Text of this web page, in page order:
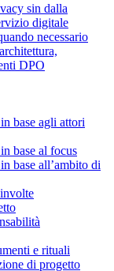
sin dalla
digitale
necessario
DPO
base agli attori
base al focus
base all’ambito di
e rituali
di progetto